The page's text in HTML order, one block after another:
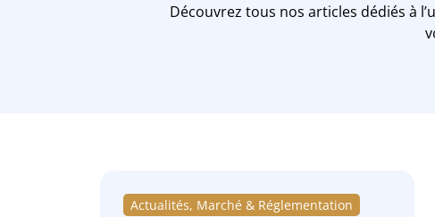
Découvrez tous nos articles dédiés à
Actualités, Marché & Réglementation